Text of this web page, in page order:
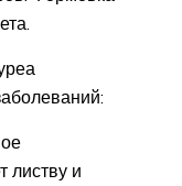
листву и